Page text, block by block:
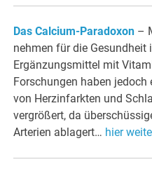
Das Calcium-Paradoxon –
nehmen für die Gesundheit
Ergänzungsmittel mit
Forschungen haben jedoch
von Herzinfarkten und
vergrößert, da
Arterien ablagert… hier